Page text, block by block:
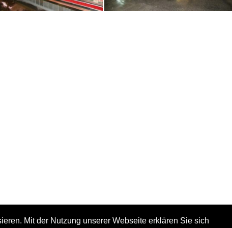
Mit der Nutzung unserer Webseite erklären Sie sich